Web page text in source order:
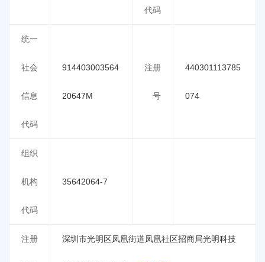
代码
统一
社会
信息
代码
914403003564
20647M
注册
号
440301113785
074
组织
机构
代码
35642064-7
注册 深圳市光明区凤凰街道凤凰社区招商局光明科技